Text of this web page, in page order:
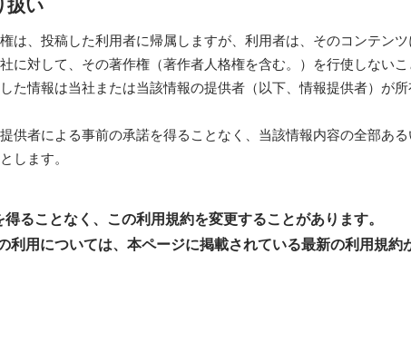
扱い
は、投稿した利用者に帰属しますが、利用者は、そのコンテ
に対して、その著作権（著作者人格権を含む。）を行使しないこ
た情報は当社または当該情報の提供者（以下、情報提供者）
供者による事前の承諾を得ることなく、当該情報内容の全部
します。
ることなく、この利用規約を変更することがあります。
利用については、本ページに掲載されている最新の利用規約